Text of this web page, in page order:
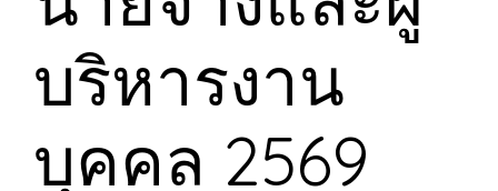
บริหารงาน
บุคคล 2569